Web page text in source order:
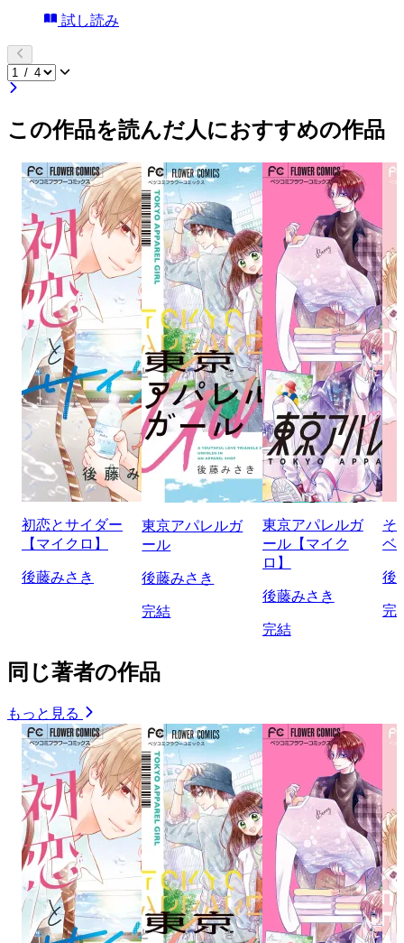
試し読み
この作品を読んだ人におすすめの作品
初恋とサイダー
【マイクロ】
後藤みさき
東京アパレルガ
ール
後藤みさき
完結
東京アパレルガ
ール【マイク
ロ】
後藤みさき
完結
そ
ベ
後
完
同じ著者の作品
もっと見る